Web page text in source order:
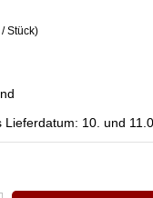
Stück)
Lieferdatum: 10. und